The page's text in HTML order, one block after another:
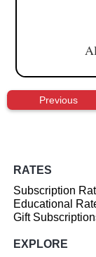
Previous
RATES
Subscription
Educational
Gift
EXPLORE